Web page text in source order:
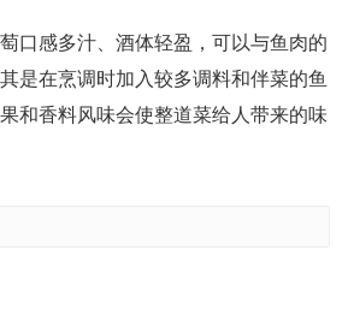
口感多汁、酒体轻盈，可以与鱼肉的
是在烹调时加入较多调料和伴菜的鱼
和香料风味会使整道菜给人带来的味